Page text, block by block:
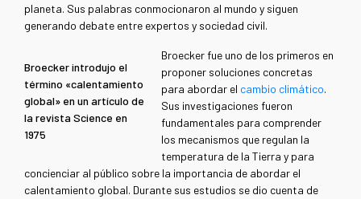
planeta. Sus palabras conmocionaron al mundo y siguen
generando debate entre expertos y sociedad civil.
Broecker introdujo el
término «calentamiento
global» en un artículo de
la revista Science en
1975
Broecker fue uno de los primeros en
proponer soluciones concretas
para abordar el cambio climático.
Sus investigaciones fueron
fundamentales para comprender
los mecanismos que regulan la
temperatura de la Tierra y para
concienciar al público sobre la importancia de abordar el
calentamiento global. Durante sus estudios se dio cuenta de